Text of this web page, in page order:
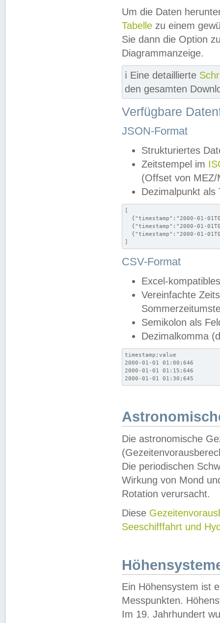
Um die Daten
Tabelle zu einem
Sie dann die Option
Diagrammanzeige.
ℹ️ Eine detaillierte
den gesamten
Verfügbare
JSON-Format
Strukturiertes
Zeitstempel im
(Offset von MEZ/
Dezimalpunkt als
[
{"timestamp":"2000-01-
{"timestamp":"2000-01-
{"timestamp":"2000-01-
]
CSV-Format
Excel-
Vereinfachte
Semikolon als
Dezimalkomma
timestamp;value
2000-01-01 01:00;646
2000-01-01 01:15;646
2000-01-01 01:30;645
Die astronomische
Die periodischen
Wirkung von Mond
Rotation verursacht.
Diese
Seeschifffahrt und
Ein Höhensystem ist
Messpunkten.
Im 19. Jahrhundert